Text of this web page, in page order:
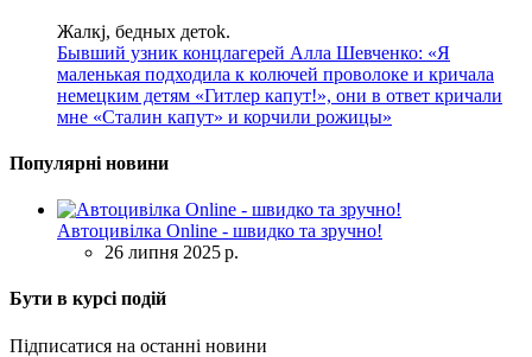
Жалкj, бедных детok.
Бывший узник концлагерей Алла Шевченко: «Я
маленькая подходила к колючей проволоке и кричала
немецким детям «Гитлер капут!», они в ответ кричали
мне «Сталин капут» и корчили рожицы»
Популярні новини
Автоцивілка Online - швидко та зручно!
26 липня 2025 р.
Бути в курсі подій
Підписатися на останні новини